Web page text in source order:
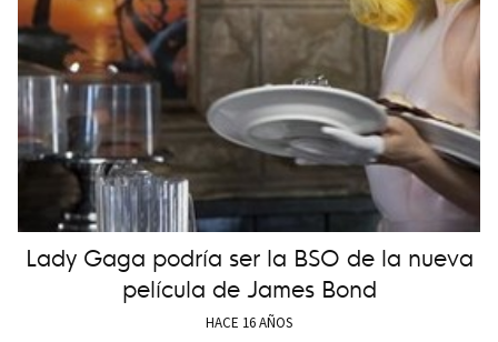
Lady Gaga podría ser la BSO de la nueva
película de James Bond
HACE 16 AÑOS